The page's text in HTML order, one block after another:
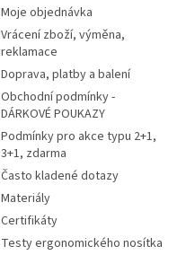
Moje objednávka
Vrácení zboží, výměna,
reklamace
Doprava, platby a balení
Obchodní podmínky -
DÁRKOVÉ POUKAZY
Podmínky pro akce typu 2+1,
3+1, zdarma
Často kladené dotazy
Materiály
Certifikáty
Testy ergonomického nosítka